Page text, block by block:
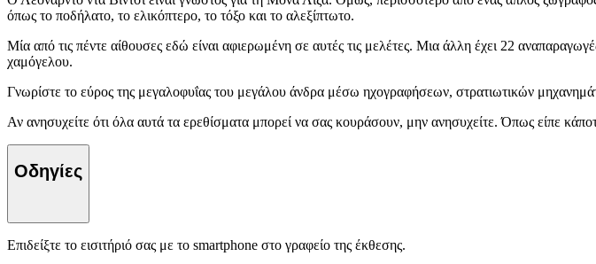
όπως το ποδήλατο, το ελικόπτερο, το τόξο και το αλεξίπτωτο.
Μία από τις πέντε αίθουσες εδώ είναι αφιερωμένη σε αυτές τις μελέτες. Μια άλλη έχει 22
χαμόγελου.
Γνωρίστε το εύρος της μεγαλοφυΐας του μεγάλου άνδρα μέσω ηχογραφήσεων, στρατιωτικών
Αν ανησυχείτε ότι όλα αυτά τα ερεθίσματα μπορεί να σας κουράσουν, μην ανησυχείτε. Όπως είπε
Οδηγίες
Επιδείξτε το εισιτήριό σας με το smartphone στο γραφείο της έκθεσης.